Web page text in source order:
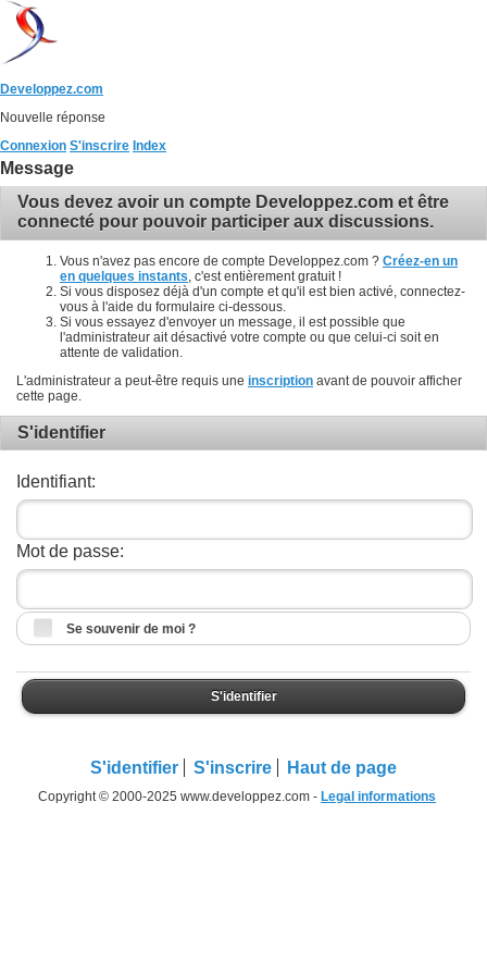
Developpez.com
Nouvelle réponse
Connexion S'inscrire Index
Message
Vous devez avoir un compte Developpez.com et être
connecté pour pouvoir participer aux discussions.
Vous n'avez pas encore de compte Developpez.com ? Créez-en un
en quelques instants , c'est entièrement gratuit !
Si vous disposez déjà d'un compte et qu'il est bien activé, connectez-
vous à l'aide du formulaire ci-dessous.
Si vous essayez d'envoyer un message, il est possible que
l'administrateur ait désactivé votre compte ou que celui-ci soit en
attente de validation.
L'administrateur a peut-être requis une inscription avant de pouvoir afficher
cette page.
S'identifier
Identifiant:
Mot de passe:
Se souvenir de moi ?
S'identifier
S'identifier S'inscrire Haut de page
Copyright © 2000-2025 www.developpez.com - Legal informations